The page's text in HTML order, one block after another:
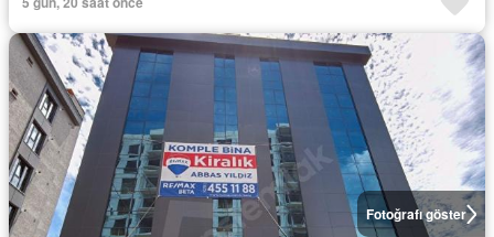
Fotoğrafı göster